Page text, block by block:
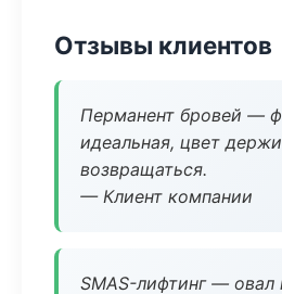
Отзывы клиентов
Перманент бровей —
идеальная, цвет
возвращаться.
— Клиент компании
SMAS-лифтинг — овал